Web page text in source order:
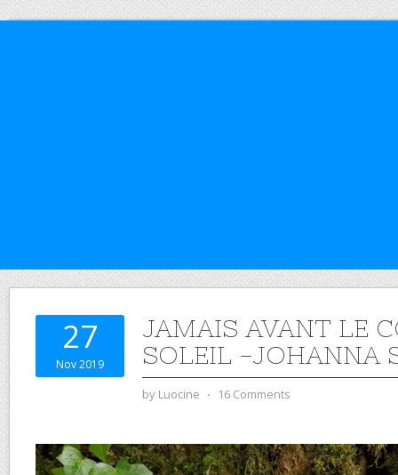
27
Nov 2019
JAMAIS AVANT LE
SOLEIL -JOHANNA
by Luocine ⋅ 16 Comments